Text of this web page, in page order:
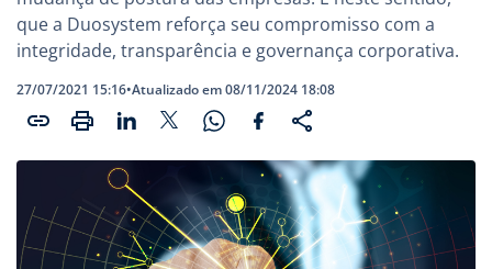
que a Duosystem reforça seu compromisso com a
integridade, transparência e governança corporativa.
27/07/2021 15:16•Atualizado em 08/11/2024 18:08